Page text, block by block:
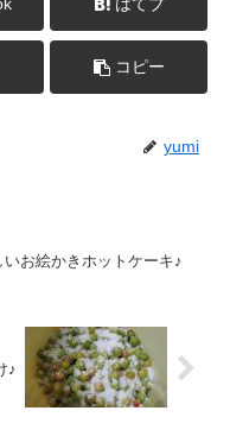
コピー
yumi
いお絵かきホットケーキ♪
♪